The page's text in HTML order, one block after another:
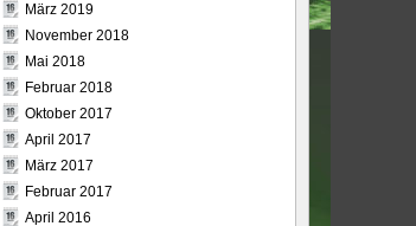
März 2019
November 2018
Mai 2018
Februar 2018
Oktober 2017
April 2017
März 2017
Februar 2017
April 2016